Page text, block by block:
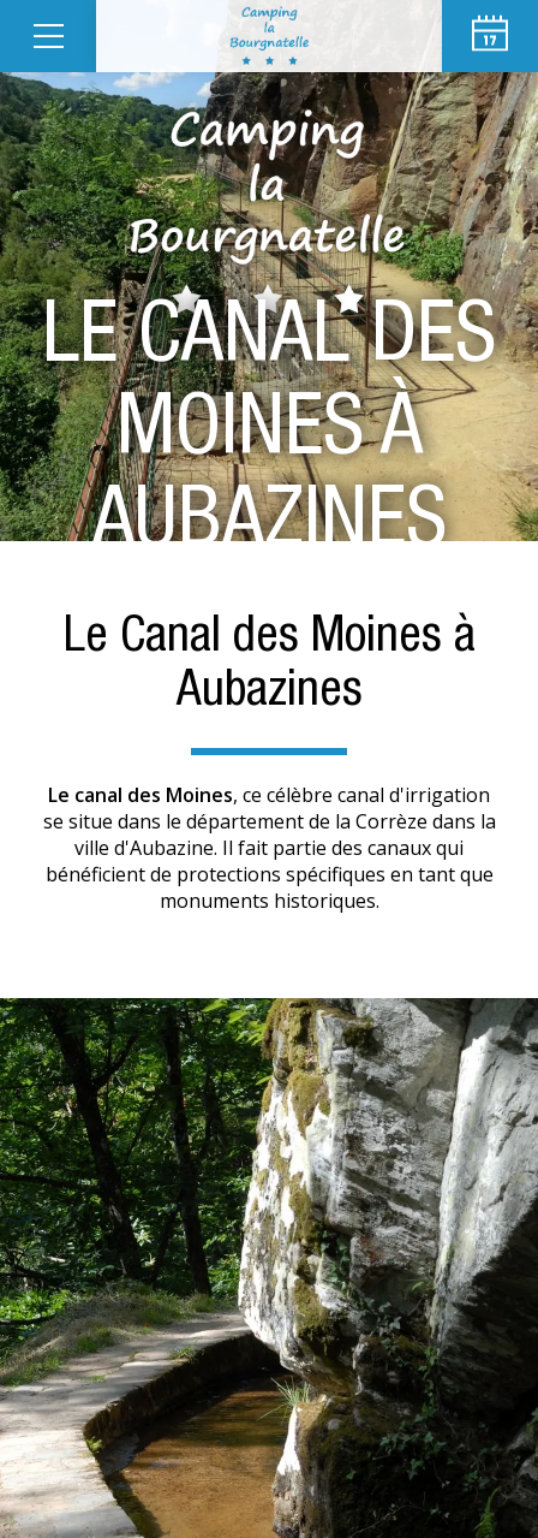
LE CANAL DES
MOINES À
AUBAZINES
Le Canal des Moines à
Aubazines
Le canal des Moines, ce célèbre canal d'irrigation
se situe dans le département de la Corrèze dans la
ville d'Aubazine. Il fait partie des canaux qui
bénéficient de protections spécifiques en tant que
monuments historiques.